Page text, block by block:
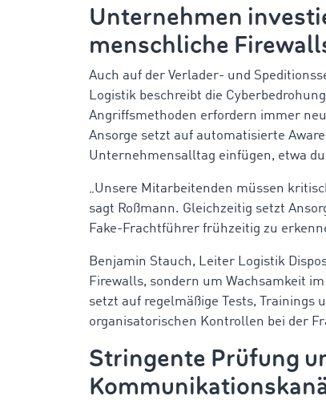
Unternehmen
menschliche
Auch auf der Verlader- und
Logistik beschreibt die
Angriffsmethoden erfordern immer
Ansorge setzt auf automatisierte
Unternehmensalltag einfügen, etwa
„Unsere Mitarbeitenden müssen
sagt Roßmann. Gleichzeitig setzt
Fake-Frachtführer frühzeitig zu
Benjamin Stauch, Leiter Logistik
Firewalls, sondern um Wachsamkeit
setzt auf regelmäßige Tests,
organisatorischen Kontrollen bei der
Stringente Prüfung